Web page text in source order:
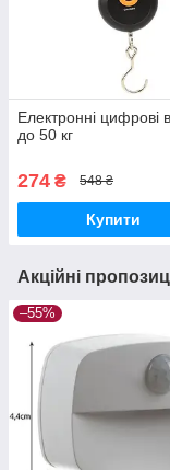
Електронні цифрові
до 50 кг
274 ₴ 548 ₴
Купити
Акційні
–55%